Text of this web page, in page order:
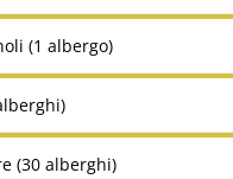
(1 albergo)
(30 alberghi)